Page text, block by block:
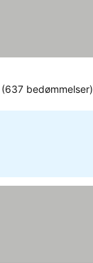
(637 bedømmelser)